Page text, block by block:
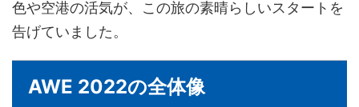
色や空港の活気が、この旅の素晴らしいスタートを
告げていました。
AWE 2022の全体像